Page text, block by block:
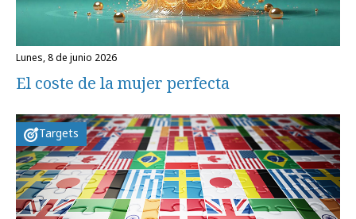
lunes, 8 de junio 2026
El coste de la mujer perfecta
Targets